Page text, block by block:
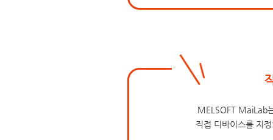
MELSOFT MaiLab
직접 디바이스를 지